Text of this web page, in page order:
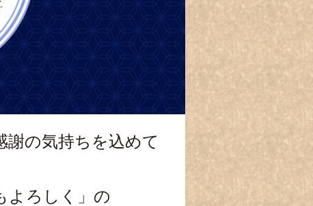
謝の気持ちを込めて
よろしく」の